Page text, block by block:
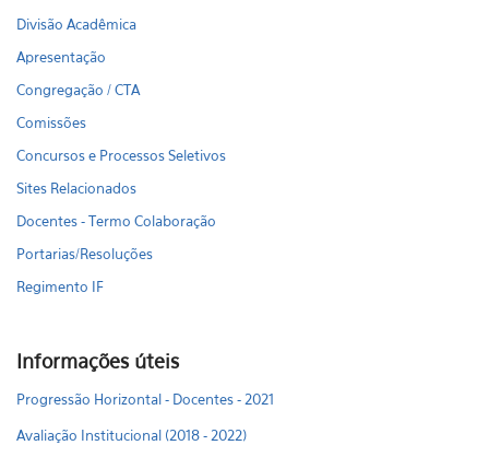
Divisão Acadêmica
Apresentação
Congregação / CTA
Comissões
Concursos e Processos Seletivos
Sites Relacionados
Docentes - Termo Colaboração
Portarias/Resoluções
Regimento IF
Informações úteis
Progressão Horizontal - Docentes - 2021
Avaliação Institucional (2018 - 2022)